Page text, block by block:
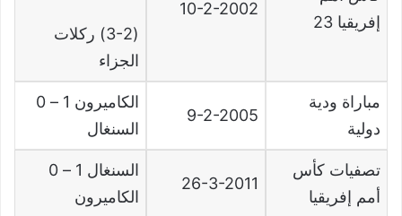
إفريقيا 23
10-2-2002
(3-2) ركلات
الجزاء
مباراة ودية
دولية
9-2-2005
الكاميرون 1 – 0
السنغال
تصفيات كأس
أمم إفريقيا
26-3-2011
السنغال 1 – 0
الكاميرون